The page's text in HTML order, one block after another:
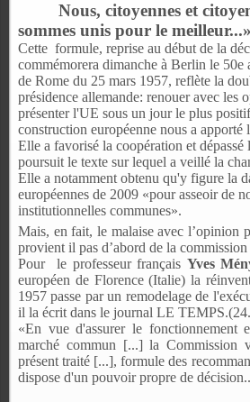
Nous, citoyennes et
sommes unis pour le meilleur...»
Cette formule, reprise au début de la
commémorera dimanche à Berlin le 50e
de Rome du 25 mars 1957, reflète la
présidence allemande: renouer avec les
présenter l'UE sous un jour le plus
construction européenne nous a apporté
Elle a favorisé la coopération et dépassé
poursuit le texte sur lequel a veillé la
Elle a notamment obtenu qu'y figure la
européennes de 2009 «pour asseoir de
institutionnelles communes».
Mais, en fait, le malaise avec l’opinion
provient il pas d’abord de la commission
Pour
le professeur français Yves
européen de Florence (Italie) la
1957 passe par un remodelage de
il la écrit dans le journal LE
«En vue d'assurer le fonctionnement
marché commun [...] la Commission
présent traité [...], formule des
dispose d'un pouvoir propre de